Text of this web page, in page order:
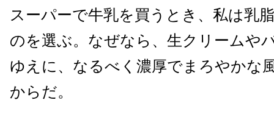
スーパーで牛乳を買うとき、私は乳
のを選ぶ。なぜなら、生クリームや
ゆえに、なるべく濃厚でまろやかな
からだ。